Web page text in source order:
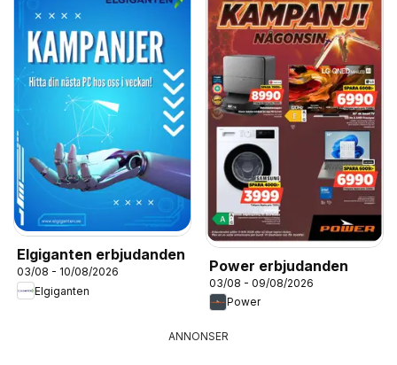
Elgiganten erbjudanden
03/08 - 10/08/2026
Elgiganten
Power erbjudanden
03/08 - 09/08/2026
Power
ANNONSER